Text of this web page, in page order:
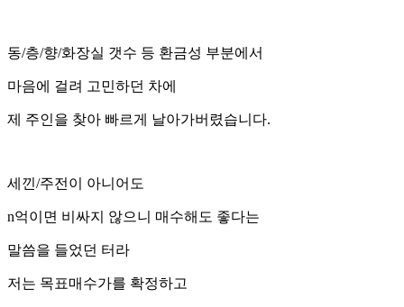
동/층/향/화장실 갯수 등 환금성 부분에서
마음에 걸려 고민하던 차에
제 주인을 찾아 빠르게 날아가버렸습니다.
세낀/주전이 아니어도
n억이면 비싸지 않으니 매수해도 좋다는
말씀을 들었던 터라
저는 목표매수가를 확정하고